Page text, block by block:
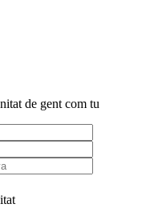
de gent com tu